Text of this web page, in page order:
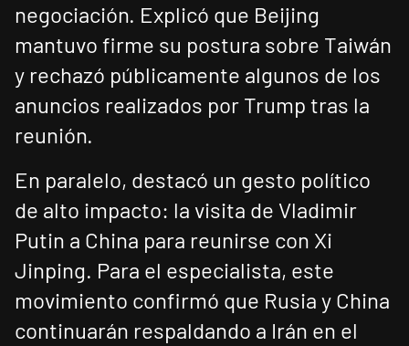
negociación. Explicó que Beijing
mantuvo firme su postura sobre Taiwán
y rechazó públicamente algunos de los
anuncios realizados por Trump tras la
reunión.
En paralelo, destacó un gesto político
de alto impacto: la visita de Vladimir
Putin a China para reunirse con Xi
Jinping. Para el especialista, este
movimiento confirmó que Rusia y China
continuarán respaldando a Irán en el